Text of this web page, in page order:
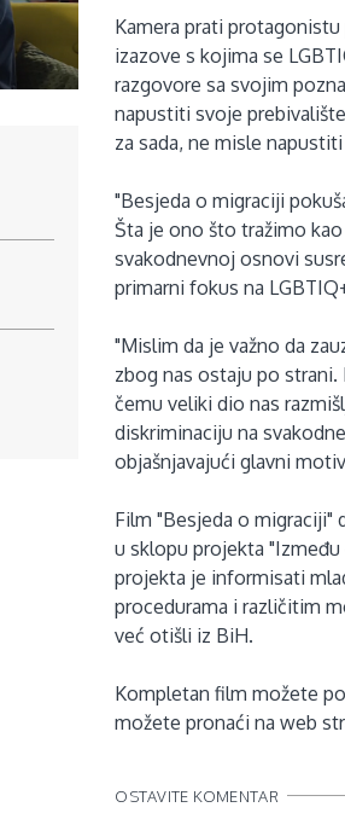
Kamera prati
izazove s kojima se
razgovore sa svojim
napustiti svoje
za sada, ne misle
"Besjeda o migraciji
Šta je ono što tražimo
svakodnevnoj osnovi
primarni fokus na
"Mislim da je važno da
zbog nas ostaju po
čemu veliki dio nas
diskriminaciju na
objašnjavajući glavni
Film "Besjeda o migraciji"
u sklopu projekta
projekta je informisati
procedurama i različitim
već otišli iz BiH.
Kompletan film možete
možete pronaći na web
OSTAVITE KOMENTAR